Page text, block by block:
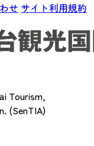
せ サイト利用規約
Tourism,
(SenTIA)